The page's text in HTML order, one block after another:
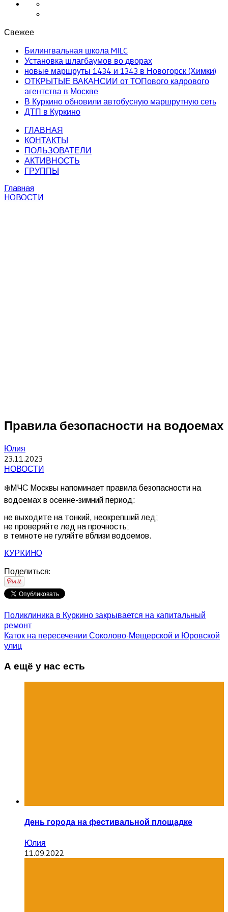
Свежее
Билингвальная школа MILC
Установка шлагбаумов во дворах
новые маршруты 1434 и 1343 в Новогорск (Химки)
ОТКРЫТЫЕ ВАКАНСИИ от ТОПового кадрового
агентства в Москве
В Куркино обновили автобусную маршрутную сеть
ДТП в Куркино
ГЛАВНАЯ
КОНТАКТЫ
ПОЛЬЗОВАТЕЛИ
АКТИВНОСТЬ
ГРУППЫ
Главная
НОВОСТИ
Правила безопасности на водоемах
Юлия
23.11.2023
НОВОСТИ
❄️МЧС Москвы напоминает правила безопасности на
водоемах в осенне-зимний период:
не выходите на тонкий, неокрепший лед;
не проверяйте лед на прочность;
в темноте не гуляйте вблизи водоемов.
КУРКИНО
Поделиться:
Поликлиника в Куркино закрывается на капитальный
ремонт
Каток на пересечении Соколово-Мещерской и Юровской
улиц
А ещё у нас есть
День города на фестивальной площадке
Юлия
11.09.2022